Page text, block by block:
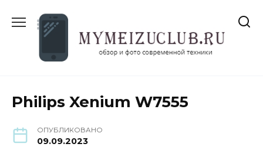
содержанию
Philips Xenium W7555
ОПУБЛИКОВАНО
09.09.2023